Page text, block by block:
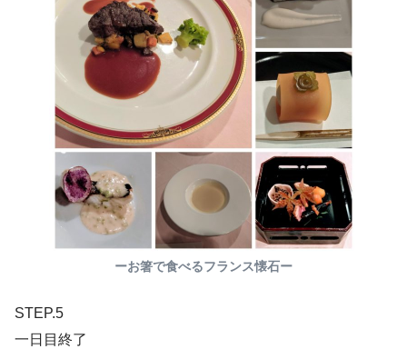
ーお箸で食べるフランス懐石ー
STEP.5
一日目終了